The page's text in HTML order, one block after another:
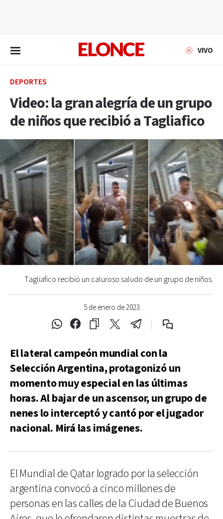
VIVO
DEPORTES
Video: la gran alegría de un grupo
de niños que recibió a Tagliafico
5 de enero de 2023
Tagliafico recibió un caluroso saludo de un grupo de niños.
El lateral campeón mundial con la
Selección Argentina, protagonizó un
momento muy especial en las últimas
horas. Al bajar de un ascensor, un grupo de
nenes lo interceptó y cantó por el jugador
nacional. Mirá las imágenes.
El Mundial de Qatar logrado por la selección
argentina convocó a cinco millones de
personas en las calles de la Ciudad de Buenos